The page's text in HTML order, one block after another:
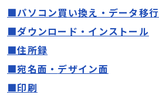
■パソコン買い換え・データ移行
■ダウンロード・インストール
■住所録
■宛名面 ・ デザイン面
■印刷